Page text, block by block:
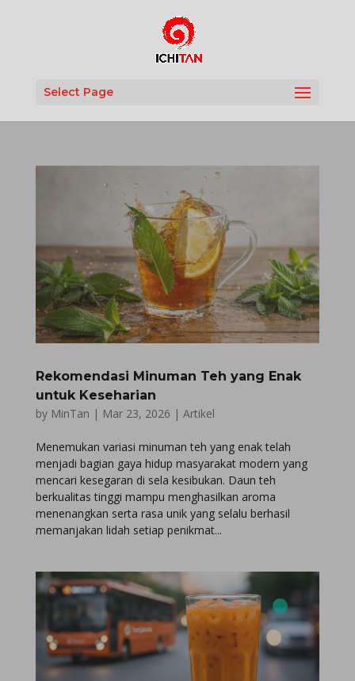
Select Page
Rekomendasi Minuman Teh yang Enak
untuk Keseharian
by MinTan | Mar 23, 2026 | Artikel
Menemukan variasi minuman teh yang enak telah
menjadi bagian gaya hidup masyarakat modern yang
mencari kesegaran di sela kesibukan. Daun teh
berkualitas tinggi mampu menghasilkan aroma
menenangkan serta rasa unik yang selalu berhasil
memanjakan lidah setiap penikmat...